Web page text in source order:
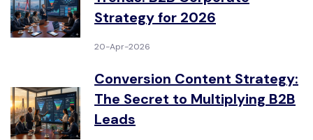
Strategy for 2026
20-Apr-2026
Conversion Content Strategy:
The Secret to Multiplying B2B
Leads